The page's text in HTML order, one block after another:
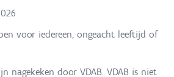
voor iedereen, ongeacht leeftijd of
nagekeken door VDAB. VDAB is niet